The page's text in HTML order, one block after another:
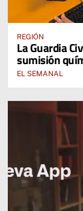
REGIÓN
La Guardia
sumisión
EL SEMANAL